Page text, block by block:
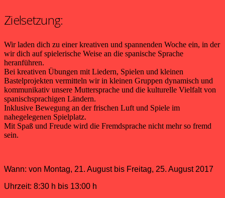
Zielsetzung:
Wir laden dich zu einer kreativen und spannenden Woche ein, in der
wir dich auf spielerische Weise an die spanische Sprache
heranführen.
Bei kreativen Übungen mit Liedern, Spielen und kleinen
Bastelprojekten vermitteln wir in kleinen Gruppen dynamisch und
kommunikativ unsere Muttersprache und die kulturelle Vielfalt von
spanischsprachigen Ländern.
Inklusive Bewegung an der frischen Luft und Spiele im
nahegelegenen Spielplatz.
Mit Spaß und Freude wird die Fremdsprache nicht mehr so fremd
sein.
Wann: von Montag, 21. August bis Freitag, 25. August 2017
Uhrzeit: 8:30 h bis 13:00 h